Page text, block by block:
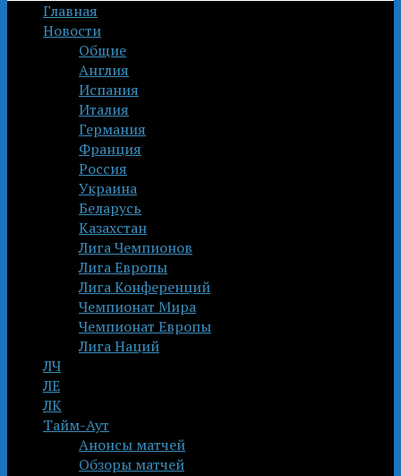
Главная
Новости
Общие
Англия
Испания
Италия
Германия
Франция
Россия
Украина
Беларусь
Казахстан
Лига Чемпионов
Лига Европы
Лига Конференций
Чемпионат Мира
Чемпионат Европы
Лига Наций
ЛЧ
ЛЕ
ЛК
Тайм-Аут
Анонсы матчей
Обзоры матчей